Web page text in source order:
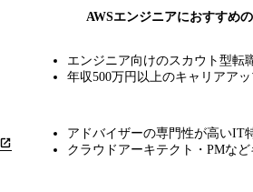
AWSエンジニアにおすすめ
エンジニア向けのスカウト型転
年収500万円以上のキャリアア
アドバイザーの専門性が高いIT
クラウドアーキテクト・PMな